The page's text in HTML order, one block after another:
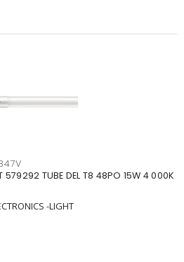
579292 TUBE DEL T8 48PO 15W 4 000K
-LIGHT